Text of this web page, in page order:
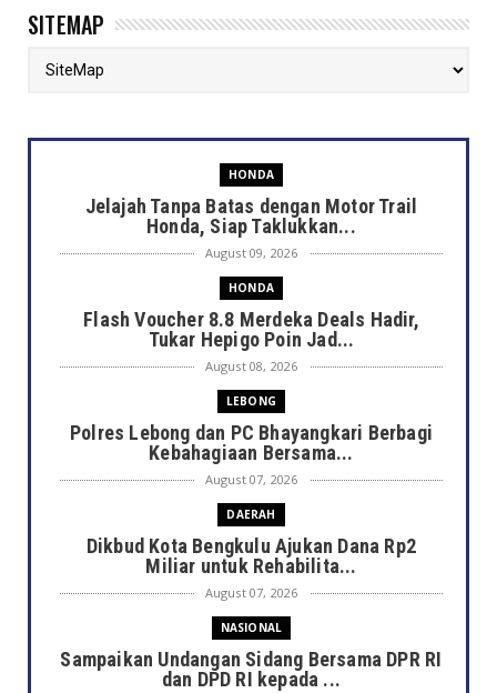
SITEMAP
HONDA
Jelajah Tanpa Batas dengan Motor Trail
Honda, Siap Taklukkan...
August 09, 2026
HONDA
Flash Voucher 8.8 Merdeka Deals Hadir,
Tukar Hepigo Poin Jad...
August 08, 2026
LEBONG
Polres Lebong dan PC Bhayangkari Berbagi
Kebahagiaan Bersama...
August 07, 2026
DAERAH
Dikbud Kota Bengkulu Ajukan Dana Rp2
Miliar untuk Rehabilita...
August 07, 2026
NASIONAL
Sampaikan Undangan Sidang Bersama DPR RI
dan DPD RI kepada ...